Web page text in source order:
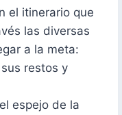
el itinerario que
las diversas
a la meta:
restos y
espejo de la